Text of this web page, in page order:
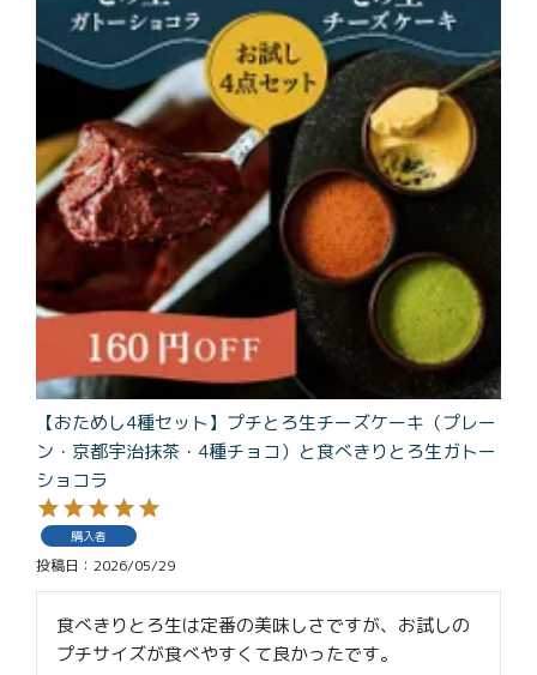
会社概要
お問い合わせ
メンバー特典
ご利用ガイド
プライバシーポリシー
特定商取引法に基づく表記
【おためし4種セット】プチとろ生チーズケーキ（プレー
ン・京都宇治抹茶・4種チョコ）と食べきりとろ生ガトー
ショコラ
購入者
投稿日 2026/05/29
食べきりとろ生は定番の美味しさですが、お試しの
プチサイズが食べやすくて良かったです。